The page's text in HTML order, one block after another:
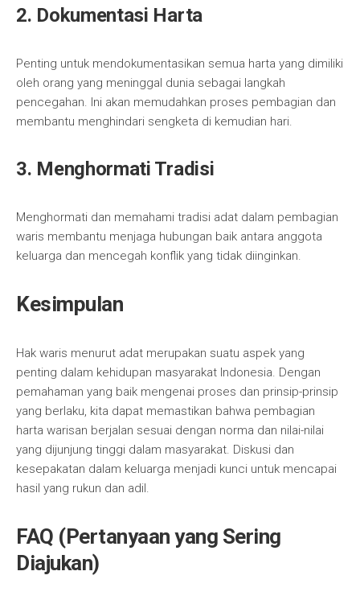
2. Dokumentasi Harta
Penting untuk mendokumentasikan semua harta yang dimiliki
oleh orang yang meninggal dunia sebagai langkah
pencegahan. Ini akan memudahkan proses pembagian dan
membantu menghindari sengketa di kemudian hari.
3. Menghormati Tradisi
Menghormati dan memahami tradisi adat dalam pembagian
waris membantu menjaga hubungan baik antara anggota
keluarga dan mencegah konflik yang tidak diinginkan.
Kesimpulan
Hak waris menurut adat merupakan suatu aspek yang
penting dalam kehidupan masyarakat Indonesia. Dengan
pemahaman yang baik mengenai proses dan prinsip-prinsip
yang berlaku, kita dapat memastikan bahwa pembagian
harta warisan berjalan sesuai dengan norma dan nilai-nilai
yang dijunjung tinggi dalam masyarakat. Diskusi dan
kesepakatan dalam keluarga menjadi kunci untuk mencapai
hasil yang rukun dan adil.
FAQ (Pertanyaan yang Sering
Diajukan)